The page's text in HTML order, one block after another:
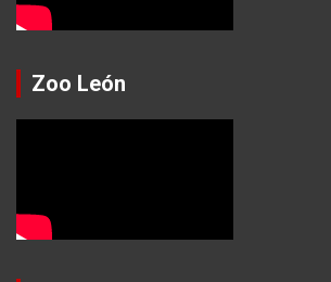
Zoo León